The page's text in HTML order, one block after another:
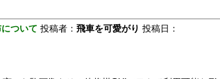
ついて 投稿者： 飛車を可愛がり 投稿日：